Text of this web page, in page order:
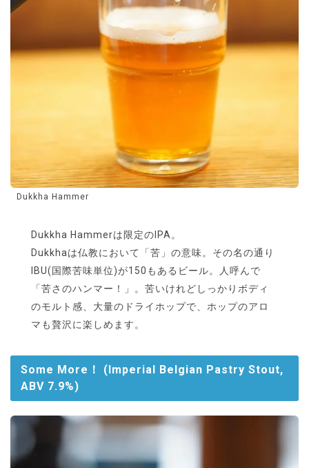
Dukkha Hammer
Dukkha Hammerは限定のIPA。
Dukkhaは仏教において「苦」の意味。その名の通り
IBU(国際苦味単位)が150もあるビール。人呼んで
「苦さのハンマー！」。苦いけれどしっかりボディ
のモルト感、大量のドライホップで、ホップのアロ
マも贅沢に楽しめます。
Some More！ (Imperial Belgian Pastry Stout,
ABV 7.9%)